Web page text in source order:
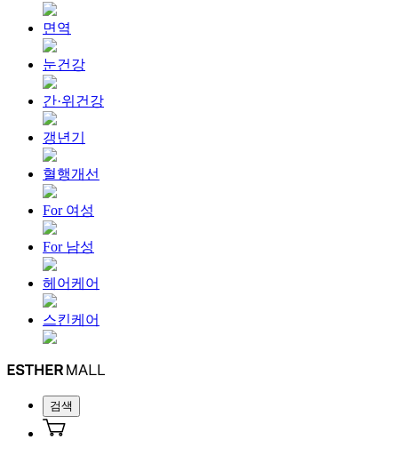
면역
눈건강
간·위건강
갱년기
혈행개선
For 여성
For 남성
헤어케어
스킨케어
검색